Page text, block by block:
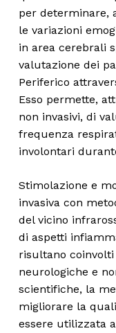
per determinare,
le variazioni
in area cerebrali
valutazione dei
Periferico
Esso permette,
non invasivi, di
frequenza
involontari
Stimolazione e
invasiva con
del vicino
di aspetti
risultano
neurologiche e
scientifiche, la
migliorare la
essere utilizzata